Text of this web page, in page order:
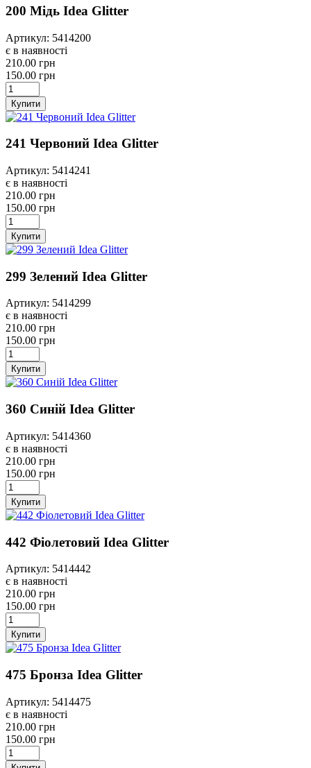
200 Мідь Idea Glitter
Артикул: 5414200
є в наявності
210.00 грн
150.00 грн
Купити
241 Червоний Idea Glitter
Артикул: 5414241
є в наявності
210.00 грн
150.00 грн
Купити
299 Зелений Idea Glitter
Артикул: 5414299
є в наявності
210.00 грн
150.00 грн
Купити
360 Синій Idea Glitter
Артикул: 5414360
є в наявності
210.00 грн
150.00 грн
Купити
442 Фіолетовий Idea Glitter
Артикул: 5414442
є в наявності
210.00 грн
150.00 грн
Купити
475 Бронза Idea Glitter
Артикул: 5414475
є в наявності
210.00 грн
150.00 грн